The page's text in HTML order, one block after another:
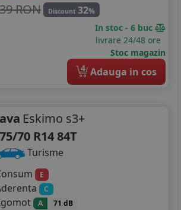
RON Discount 32%
In stoc - 6 buc
livrare 24/48 ore
Stoc magazin
4 Adauga in cos
Eskimo s3+
70 R14 84T
Turisme
E
C
A 71 dB